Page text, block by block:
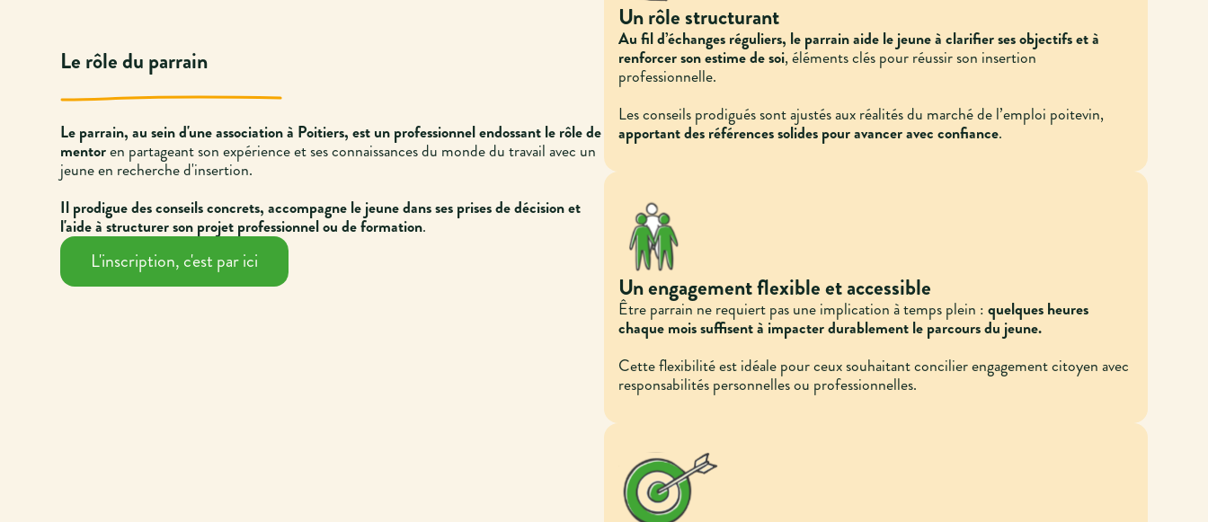
Le rôle du parrain
Le parrain, au sein d'une association à Poitiers, est un professionnel endossant le rôle de
mentoren partageant son expérience et ses connaissances du monde du travail avec un
jeune en recherche d'insertion.
Il prodigue des conseils concrets, accompagne le jeune dans ses prises de décision et
l'aide à structurer son projet professionnel ou de formation.
L'inscription, c'est par ici
Un rôle structurant
Au fil d’échanges réguliers, le parrain aide le jeune à clarifier ses objectifs et à
renforcer son estime de soi, éléments clés pour réussir son insertion
professionnelle.
Les conseils prodigués sont ajustés aux réalités du marché de l’emploi poitevin,
apportant des références solides pour avancer avec confiance.
Un engagement flexible et accessible
Être parrain ne requiert pas une implication à temps plein :quelques heures
chaque mois suffisent à impacter durablement le parcours du jeune.
Cette flexibilité est idéale pour ceux souhaitant concilier engagement citoyen avec
responsabilités personnelles ou professionnelles.